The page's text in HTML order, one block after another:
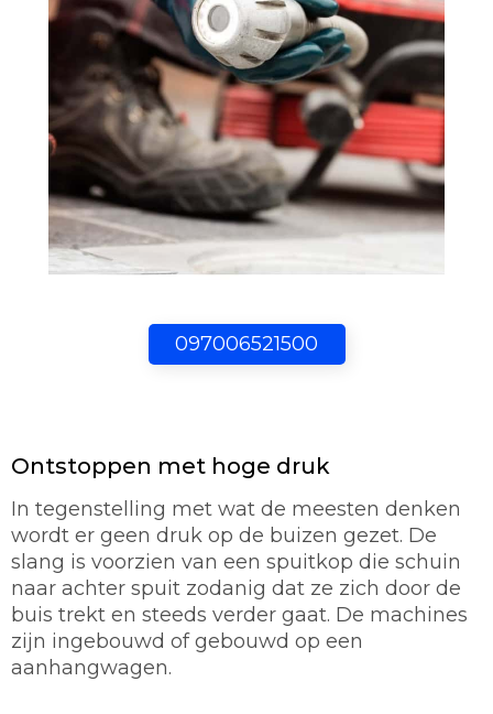
097006521500
Ontstoppen met hoge druk
In tegenstelling met wat de meesten denken
wordt er geen druk op de buizen gezet. De
slang is voorzien van een spuitkop die schuin
naar achter spuit zodanig dat ze zich door de
buis trekt en steeds verder gaat. De machines
zijn ingebouwd of gebouwd op een
aanhangwagen.